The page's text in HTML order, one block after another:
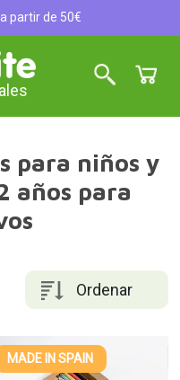
partir de 50€
para niños y
años para
Ordenar
MADE IN SPAIN